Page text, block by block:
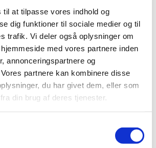
til at tilpasse vores indhold og
dig funktioner til sociale medier og til
trafik. Vi deler også oplysninger om
med vores partnere inden
annonceringspartnere og
partnere kan kombinere disse
du har givet dem, eller som
din brug af deres tjenester.
generelt tilskud
har besluttet, at Soolantra® skal
med virkning fra 16. januar 2017.
klausuleret tilskud
har besluttet, at Xultophy skal have